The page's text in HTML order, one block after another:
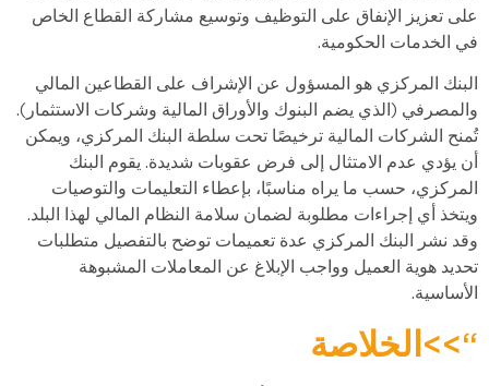
على تعزيز الإنفاق على التوظيف وتوسيع مشاركة القطاع الخاص
في الخدمات الحكومية.
البنك المركزي هو المسؤول عن الإشراف على القطاعين المالي
والمصرفي (الذي يضم البنوك والأوراق المالية وشركات الاستثمار).
تُمنح الشركات المالية ترخيصًا تحت سلطة البنك المركزي، ويمكن
أن يؤدي عدم الامتثال إلى فرض عقوبات شديدة. يقوم البنك
المركزي، حسب ما يراه مناسبًا، بإعطاء التعليمات والتوصيات
ويتخذ أي إجراءات مطلوبة لضمان سلامة النظام المالي لهذا البلد.
وقد نشر البنك المركزي عدة تعميمات توضح بالتفصيل متطلبات
تحديد هوية العميل وواجب الإبلاغ عن المعاملات المشبوهة
الأساسية.
“>> الخلاصة